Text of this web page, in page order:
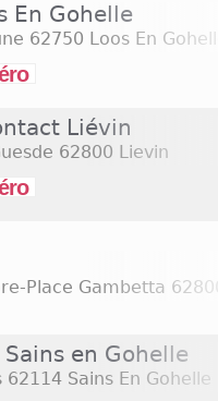
En Gohelle
62750 Loos En
Liévin
62800 Lievin
Place Gambetta
en Gohelle
62114 Sains En Gohelle